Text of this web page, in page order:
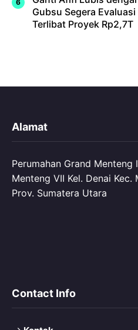
Gubsu Segera Evaluasi
Terlibat Proyek Rp2,7T
Alamat
Perumahan Grand Menteng
Menteng VII Kel. Denai
Prov. Sumatera Utara
Contact Info